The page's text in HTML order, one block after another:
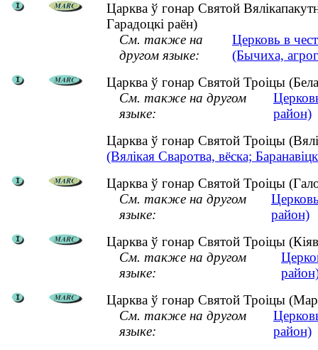
Царква ў гонар Святой
Гарадоцкі раён)
См. также на
другом языке:
Церковь в
(Бычиха,
Царква ў гонар Святой Троіцы
См. также на другом
языке:
район)
Царква ў гонар Святой Троіцы
(Вялікая Сваротва, вёска;
Царква ў гонар Святой Троіцы
См. также на другом
языке:
район)
Царква ў гонар Святой Троіцы
См. также на другом
языке:
Царква ў гонар Святой Троіцы
См. также на другом
языке:
район)